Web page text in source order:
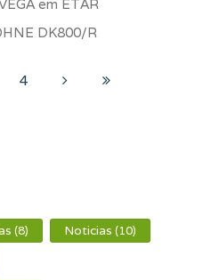
em ETAR
DK800/R
4
(8) Noticias (10)